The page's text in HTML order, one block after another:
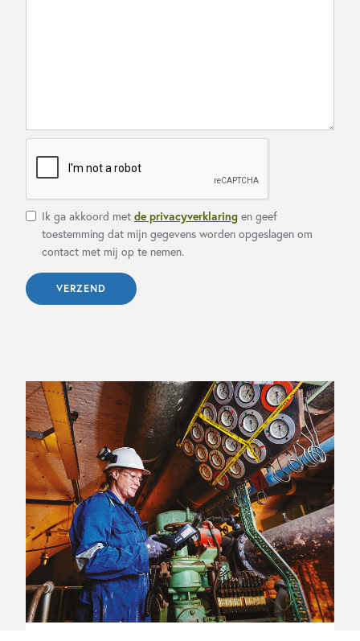
Ik ga akkoord met de privacyverklaring en geef
toestemming dat mijn gegevens worden opgeslagen om
contact met mij op te nemen.